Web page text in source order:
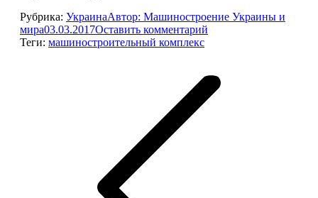
Рубрика: УкраинаАвтор: Машиностроение Украины и
мира03.03.2017Оставить комментарий
Теги: машиностроительный комплекс